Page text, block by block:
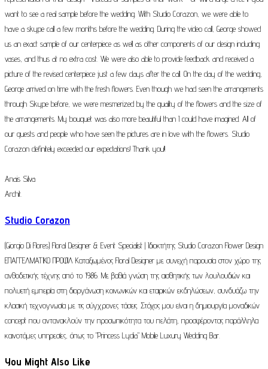
want to see a real sample before the wedding. With Studio Corazon, we were able to
have a skype call a few months before the wedding. During the video call, George showed
us an exact sample of our centerpiece as well as other components of our design including
vases, and thus at no extra cost. We were also able to provide feedback and received a
picture of the revised centerpiece just a few days after the call. On the day of the wedding,
George arrived on time with the fresh flowers. Even though we had seen the arrangements
through Skype before, we were mesmerized by the quality of the flowers and the size of
the arrangements. My bouquet was also more beautiful than I could have imagined. All of
our guests and people who have seen the pictures are in love with the flowers. Studio
Corazon definitely exceeded our expectations! Thank you!!
Anais Silva
Archit.
Studio Corazon
(Giorgio Di Flores) Floral Designer & Event Specialist | Ιδιοκτήτης Studio Corazon Flower Design
ΕΠΑΓΓΕΛΜΑΤΙΚΟ ΠΡΟΦΙΛ Καταξιωμένος Floral Designer με συνεχή παρουσία στον χώρο της
ανθοδετικής τέχνης από το 1986. Με βαθιά γνώση της αισθητικής των λουλουδιών και
πολυετή εμπειρία στη διοργάνωση κοινωνικών και εταιρικών εκδηλώσεων, συνδυάζω την
κλασική τεχνογνωσία με τις σύγχρονες τάσεις. Στόχος μου είναι η δημιουργία μοναδικών
concept που αντανακλούν την προσωπικότητα του πελάτη, προσφέροντας παράλληλα
καινοτόμες υπηρεσίες, όπως το "Princess Lydia" Mobile Luxury Wedding Bar.
You Might Also Like